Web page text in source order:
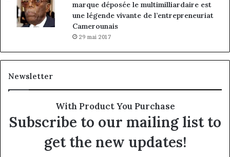
marque déposée le multimilliardaire est
une légende vivante de l’entrepreneuriat
Camerounais
29 mai 2017
Newsletter
With Product You Purchase
Subscribe to our mailing list to
get the new updates!